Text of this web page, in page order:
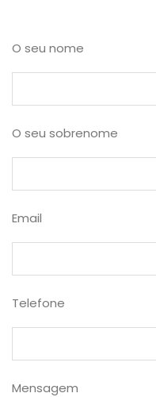
O seu nome
O seu sobrenome
Email
Telefone
Mensagem